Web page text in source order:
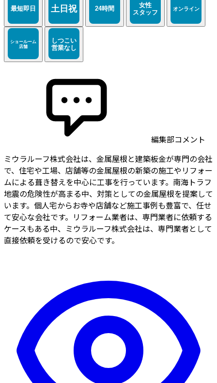
編集部コメント
ミウラルーフ株式会社は、金属屋根と建築板金が専門の会社
で、住宅や工場、店舗等の金属屋根の新築の施工やリフォー
ムによる葺き替えを中心に工事を行っています。南海トラフ
地震の危険性が高まる中、対策としての金属屋根を提案して
います。個人宅からお寺や店舗など施工事例も豊富で、任せ
て安心な会社です。リフォーム業者は、専門業者に依頼する
ケースもある中、ミウラルーフ株式会社は、専門業者として
直接依頼を受けるので安心です。